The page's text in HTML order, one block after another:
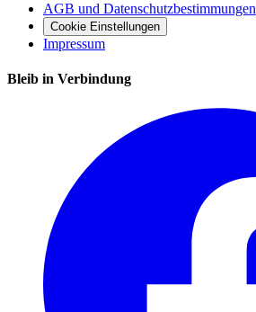
AGB und Datenschutzbestimmungen
Cookie Einstellungen
Impressum
Bleib in Verbindung